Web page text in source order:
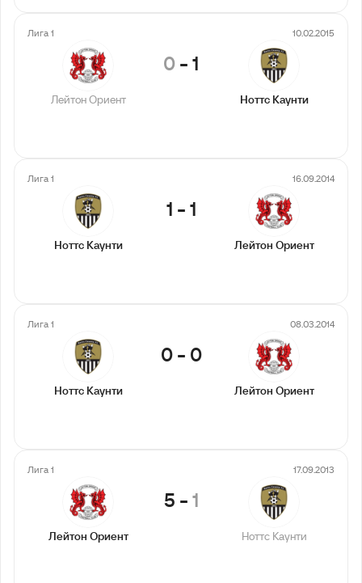
Лига 1 10.02.2015
Лейтон Ориент
0-1
Ноттс Каунти
Лига 1 16.09.2014
Ноттс Каунти
1 -1
Лейтон Ориент
Лига 1 08.03.2014
Ноттс Каунти
0 - 0
Лейтон Ориент
Лига 1 17.09.2013
Лейтон Ориент
5 -1
Ноттс Каунти